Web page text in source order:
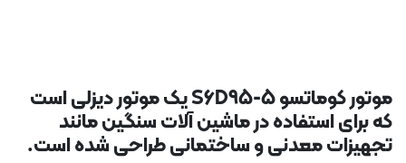
موتور کوماتسو S6D95-5 یک موتور دیزلی است
که برای استفاده در ماشین آلات سنگین مانند
تجهیزات معدنی و ساختمانی طراحی شده است.